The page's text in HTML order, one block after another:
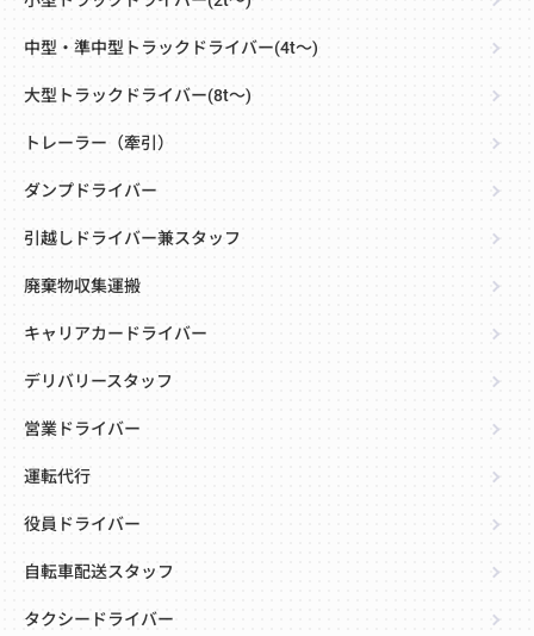
中型・準中型トラックドライバー(4t～)
大型トラックドライバー(8t～)
トレーラー（牽引）
ダンプドライバー
引越しドライバー兼スタッフ
廃棄物収集運搬
キャリアカードライバー
デリバリースタッフ
営業ドライバー
運転代行
役員ドライバー
自転車配送スタッフ
タクシードライバー